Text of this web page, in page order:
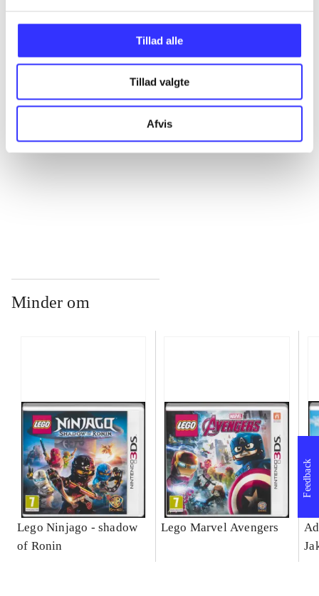
Tillad alle
Tillad valgte
Afvis
...
...
Minder om
Lego Ninjago - shadow
of Ronin
Lego Marvel Avengers
Feedback